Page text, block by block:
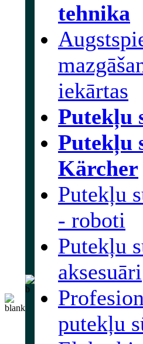
tehnika
iekārtas
Putekļu
Putekļu
Kärcher
Putekļu
- roboti
Putekļu
aksesuāri
putekļu